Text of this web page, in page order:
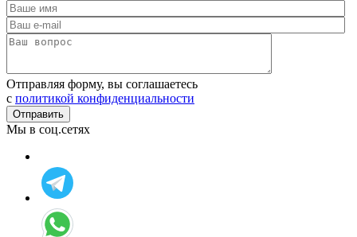
Отправляя форму, вы соглашаетесь
c политикой конфиденциальности
Мы в соц.сетях